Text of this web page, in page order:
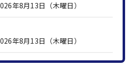
年8月13日（木曜日）
年8月13日（木曜日）